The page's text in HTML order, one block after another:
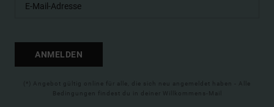
ANMELDEN
(*) Angebot gültig online für alle, die sich neu angemeldet haben - Alle
Bedingungen findest du in deiner Willkommens-Mail